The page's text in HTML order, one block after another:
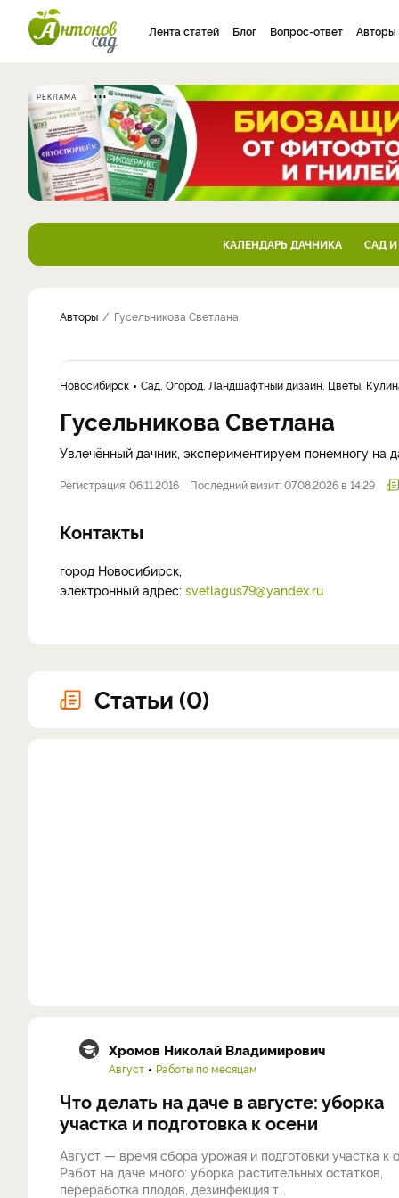
Лента статей Блог Вопрос-ответ Авторы
РЕКЛАМА
КАЛЕНДАРЬ ДАЧНИКА САД
Авторы Гусельникова Светлана
Новосибирск Сад, Огород, Ландшафтный дизайн, Цветы,
Гусельникова Светлана
Увлечённый дачник, экспериментируем понемногу на
Регистрация: 06.11.2016 Последний визит: 07.08.2026 в 14:29
Контакты
город Новосибирск,
электронный адрес: svetlagus79@yandex.ru
Статьи (0)
Хромов Николай Владимирович
Август Работы по месяцам
Что делать на даче в августе: уборка
участка и подготовка к осени
Август — время сбора урожая и подготовки участка к
Работ на даче много: уборка растительных остатков,
переработка плодов, дезинфекция т...